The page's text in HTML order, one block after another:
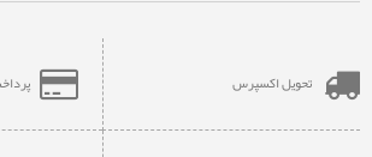
تحویل اکسپرس